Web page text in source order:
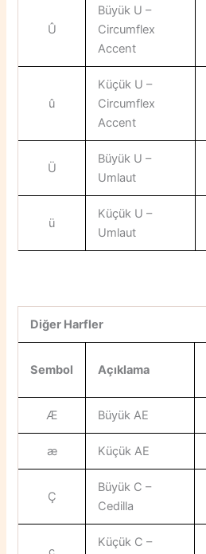
Û
Büyük U –
Circumflex
Accent
û
Küçük U –
Circumflex
Accent
Ü
Büyük U –
Umlaut
ü
Küçük U –
Umlaut
Diğer Harfler
Sembol Açıklama
Æ Büyük AE
æ Küçük AE
Ç
Büyük C –
Cedilla
Küçük C –